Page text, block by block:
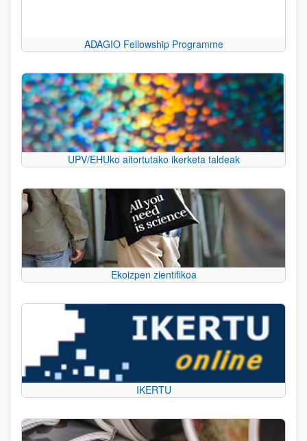
ADAGIO Fellowship Programme
UPV/EHUko aitortutako ikerketa taldeak
Ekoizpen zientifikoa
IKERTU